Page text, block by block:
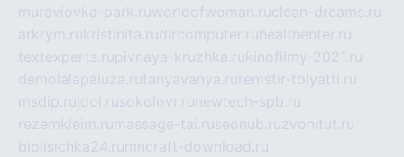
muraviovka-park.ruworldofwoman.ruclean-dreams.ru
arkrym.rukristinita.rudircomputer.ru healthenter.ru
textexperts.rupivnaya-kruzhka.rukinofilmy-2021.ru
demolalapaluza.rutanyavanya.ru remstir-tolyatti.ru
msdip.ru jdol.rusokolovr.ru newtech-spb.ru
rezemkleim.ru massage-tai.ruseonub.ruzvonitut.ru
biolisichka24.ru mncraft-download.ru